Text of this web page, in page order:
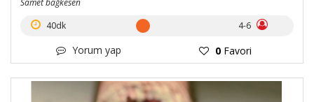
Samet bağkesen
40dk
4-6
Yorum yap 0 Favori